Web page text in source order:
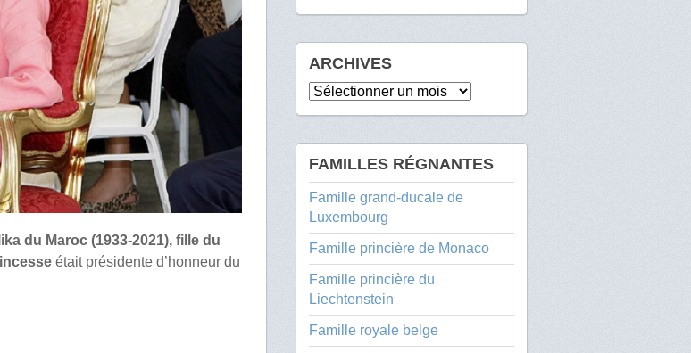
du Maroc (1933-2021), fille du
était présidente d’honneur du
ARCHIVES
Archives
FAMILLES RÉGNANTES
Famille grand-ducale de
Luxembourg
Famille princière de Monaco
Famille princière du
Liechtenstein
Famille royale belge